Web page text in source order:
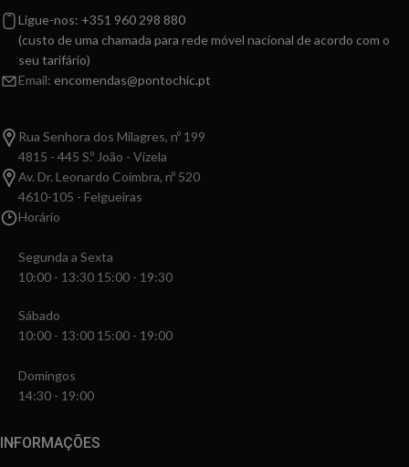
Ligue-nos: +351 960 298 880
(custo de uma chamada para rede móvel nacional de acordo com o
seu tarifário)
Email: encomendas@pontochic.pt
Rua Senhora dos Milagres, nº 199
4815 - 445 S.º João - Vizela
Av. Dr. Leonardo Coimbra, nº 520
4610-105 - Felgueiras
Horário
Segunda a Sexta
10:00 - 13:30 15:00 - 19:30
Sábado
10:00 - 13:00 15:00 - 19:00
Domingos
14:30 - 19:00
INFORMAÇÕES